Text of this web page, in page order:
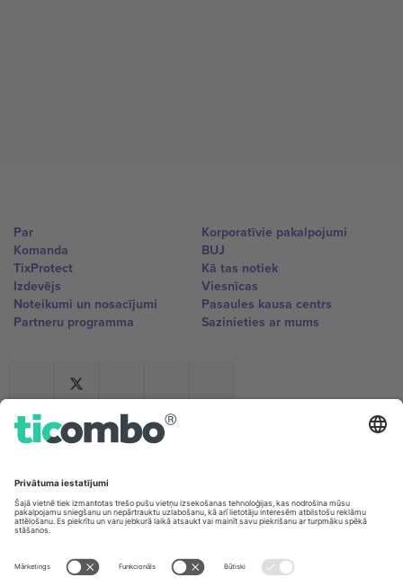
Par
Komanda
TixProtect
Izdevējs
Noteikumi un nosacījumi
Partneru programma
Korporatīvie pakalpojumi
BUJ
Kā tas notiek
Viesnīcas
Pasaules kausa centrs
Sazinieties ar mums
Biroji un atbalsts
Unter den Linden 24, 10117
167 City Road, London, Greater